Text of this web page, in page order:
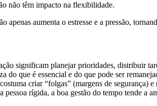
não têm impacto na flexibilidade.
apenas aumenta o estresse e a pressão,
significam planejar prioridades, distribuir
do que é essencial e do que pode ser
criar “folgas” (margens de segurança)
pessoa rígida, a boa gestão do tempo tende a